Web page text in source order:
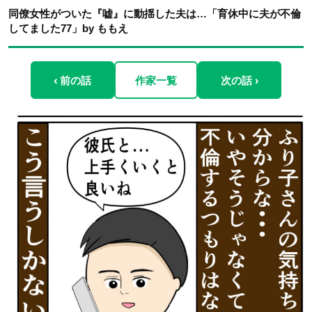
同僚女性がついた『嘘』に動揺した夫は…「育休中に夫が不倫
してました77」by ももえ
‹ 前の話 作家一覧 次の話 ›